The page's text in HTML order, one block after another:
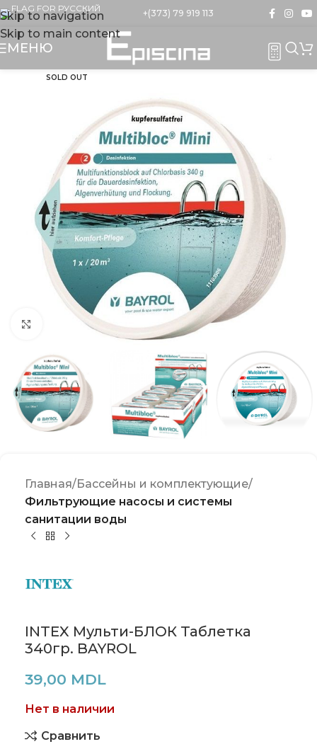
Skip to navigation
Skip to main content
+(373) 79 919 113
МЕНЮ
SOLD OUT
Click to enlarge
Главная Бассейны и комплектующие
Фильтрующие насосы и системы
санитации воды
INTEX Мульти-БЛОК Таблетка
340гр. BAYROL
39,00 MDL
Нет в наличии
Сравнить